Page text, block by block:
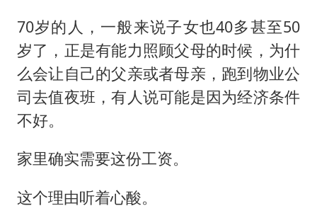
70岁的人，一般来说子女也40多甚至50
岁了，正是有能力照顾父母的时候，为什
么会让自己的父亲或者母亲，跑到物业公
司去值夜班，有人说可能是因为经济条件
不好。
家里确实需要这份工资。
这个理由听着心酸。